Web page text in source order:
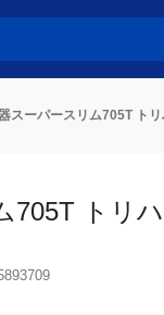
スーパースリム705T ト
トリ